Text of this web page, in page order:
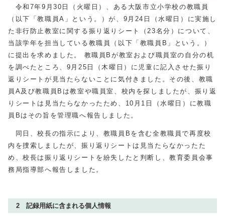
令和 7年9月30 日（火曜日）、ある大阪市立小学校の教職員
（以下「教職員A」という。）が、9月 24 日（水曜日）に実施し
た非行防止教室に関する振り返りシート（23名分）について、
当該学年を担当している教職員（以下「教職員B」という。）
に提出を求めました。 教職員Bが教室および職員室の自分の机
を調べたところ、9月 25 日（木曜日）に児童に記入させた振り
返りシートが見当たらないことに気付きました。その後、教職
員A及び教職員Bは教室や職員室、校内を探しましたが、振り返
りシートは見当たらなかったため、 10 月 1 日（水曜日）に教職
員Bはその旨を管理職へ報告しました。
同日、校長の指示により、教職員Bを含む全教職員で再度校
内を捜索しましたが、振り返りシートは見当たらなかったた
め、校長は振り返りシートを紛失したと判断し、教育委員会事
務局指導部へ報告しました。
2 記録用紙に含まれる個人情報